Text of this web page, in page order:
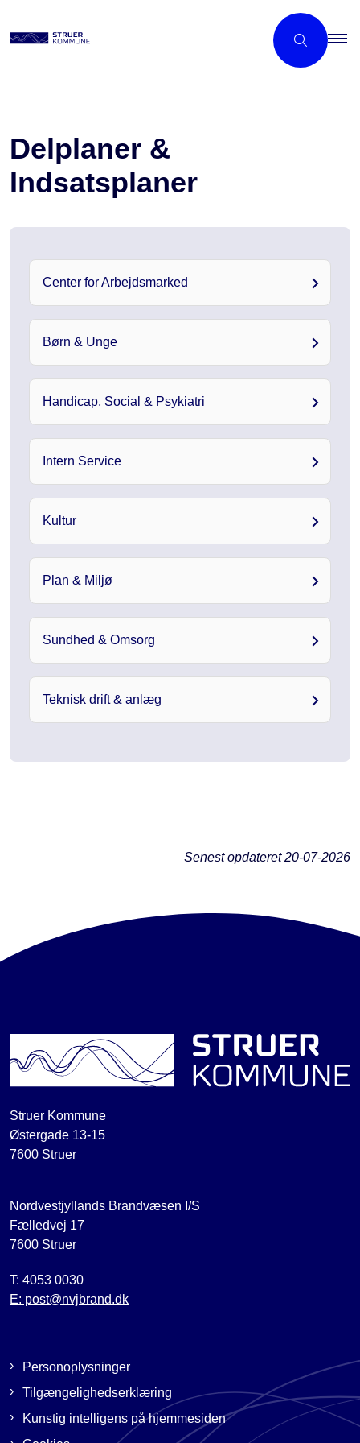
Delplaner &
Indsatsplaner
Center for Arbejdsmarked
Børn & Unge
Handicap, Social & Psykiatri
Intern Service
Kultur
Plan & Miljø
Sundhed & Omsorg
Teknisk drift & anlæg
Senest opdateret20-07-2026
Struer Kommune
Østergade 13-15
7600 Struer
Nordvestjyllands Brandvæsen I/S
Fælledvej 17
7600 Struer
T: 4053 0030
E: post@nvjbrand.dk
Personoplysninger
Tilgængelighedserklæring
Kunstig intelligens på hjemmesiden